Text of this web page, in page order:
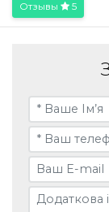
Отзывы 5